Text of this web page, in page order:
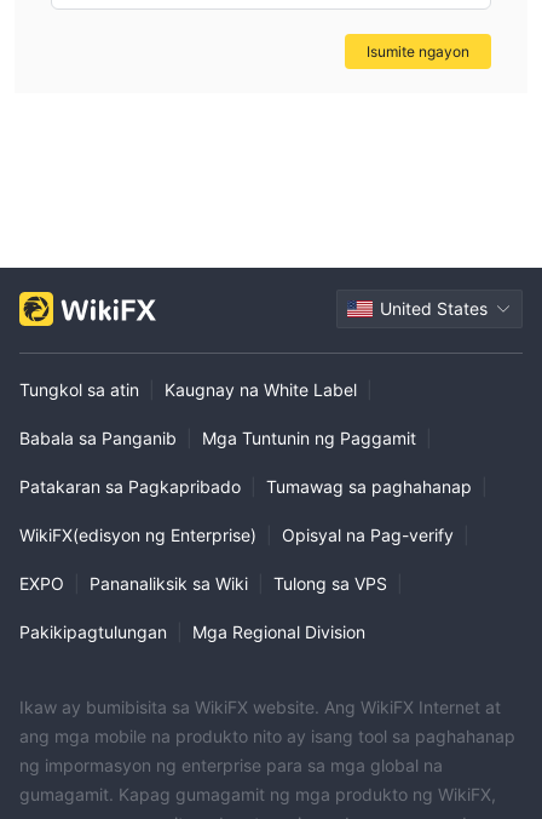
Isumite ngayon
United States
Tungkol sa atin Kaugnay na White Label
Babala sa Panganib Mga Tuntunin ng Paggamit
Patakaran sa Pagkapribado Tumawag sa paghahanap
WikiFX(edisyon ng Enterprise) Opisyal na Pag-verify
EXPO Pananaliksik sa Wiki Tulong sa VPS
Pakikipagtulungan Mga Regional Division
Ikaw ay bumibisita sa WikiFX website. Ang WikiFX Internet at
ang mga mobile na produkto nito ay isang tool sa paghahanap
ng impormasyon ng enterprise para sa mga global na
gumagamit. Kapag gumagamit ng mga produkto ng WikiFX,